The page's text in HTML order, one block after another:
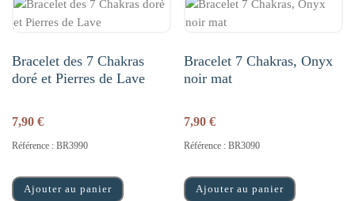
Bracelet des 7 Chakras
doré et Pierres de Lave
7,90 €
Référence : BR3990
Ajouter au panier
Bracelet 7 Chakras, Onyx
noir mat
7,90€
Référence : BR3090
Ajouter au panier